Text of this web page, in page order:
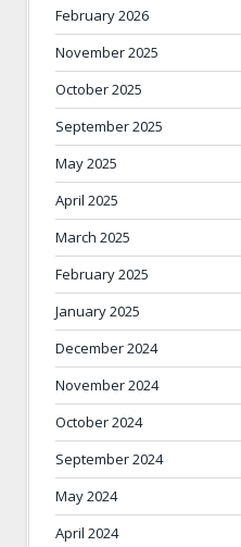
February 2026
November 2025
October 2025
September 2025
May 2025
April 2025
March 2025
February 2025
January 2025
December 2024
November 2024
October 2024
September 2024
May 2024
April 2024